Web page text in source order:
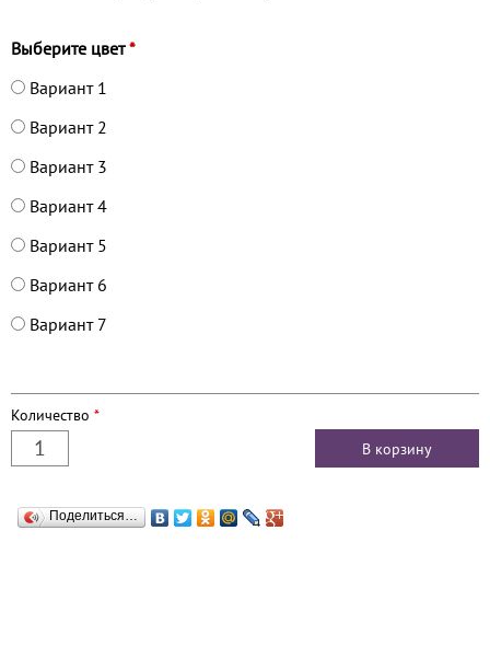
Выберите цвет*
Вариант 1
Вариант 2
Вариант 3
Вариант 4
Вариант 5
Вариант 6
Вариант 7
Количество *
Поделиться…